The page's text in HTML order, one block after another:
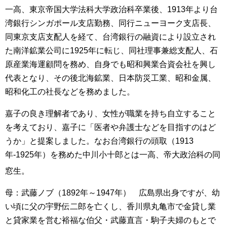
一高、東京帝国大学法科大学政治科卒業後、1913年より台
湾銀行シンガポール支店勤務、同行ニューヨーク支店長、
同東京支店支配人を経て、台湾銀行の融資により設立され
た南洋鉱業公司に1925年に転じ、同社理事兼総支配人、石
原産業海運顧問を務め、自身でも昭和興業合資会社を興し
代表となり、その後北海鉱業、日本防災工業、昭和金属、
昭和化工の社長などを務めました。
嘉子の良き理解者であり、女性が職業を持ち自立すること
を考えており、嘉子に「医者や弁護士などを目指すのはど
うか」と提案しました。なお台湾銀行の頭取（1913
年-1925年）を務めた中川小十郎とは一高、帝大政治科の同
窓生。
母：武藤ノブ（1892年～1947年） 広島県出身ですが、幼
い頃に父の宇野伝二郎を亡くし、香川県丸亀市で金貸し業
と貸家業を営む裕福な伯父・武藤直言・駒子夫婦のもとで